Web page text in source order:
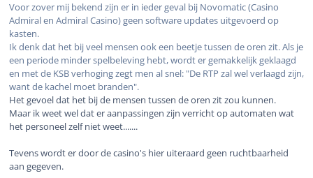
Voor zover mij bekend zijn er in ieder geval bij Novomatic (Casino
Admiral en Admiral Casino) geen software updates uitgevoerd op
kasten.
Ik denk dat het bij veel mensen ook een beetje tussen de oren zit. Als je
een periode minder spelbeleving hebt, wordt er gemakkelijk geklaagd
en met de KSB verhoging zegt men al snel: "De RTP zal wel verlaagd zijn,
want de kachel moet branden".
Het gevoel dat het bij de mensen tussen de oren zit zou kunnen.
Maar ik weet wel dat er aanpassingen zijn verricht op automaten wat
het personeel zelf niet weet.......
Tevens wordt er door de casino's hier uiteraard geen ruchtbaarheid
aan gegeven.